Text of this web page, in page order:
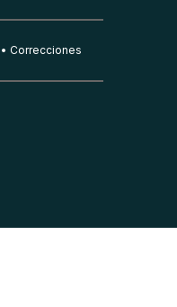
Correcciones